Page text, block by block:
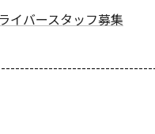
イバースタッフ募集